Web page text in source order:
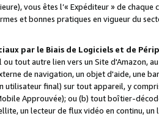
vous êtes l’« Expéditeur » de
et bonnes pratiques en vigueur du
par le Biais de Logiciels et de
ou tout autre lien vers un Site d'Amazon,
de navigation, un objet d'aide, une
utilisateur final) sur tout appareil, y
Approuvée); ou (b) tout boîtier-
un lecteur de flux vidéo en continu,